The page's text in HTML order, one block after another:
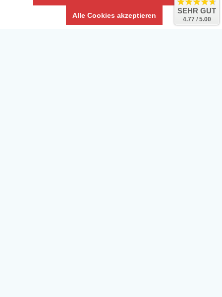
Alle Cookies akzeptieren
SEHR GUT
4.77 / 5.00